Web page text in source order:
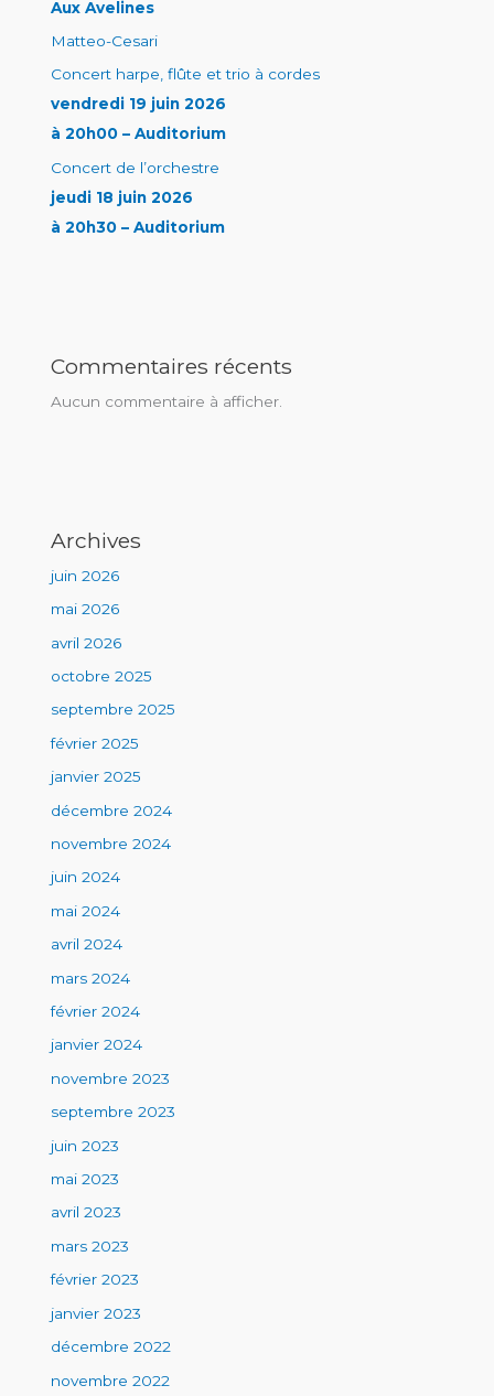
Aux Avelines
Matteo-Cesari
Concert harpe, flûte et trio à cordes
vendredi 19 juin 2026
à 20h00 – Auditorium
Concert de l’orchestre
jeudi 18 juin 2026
à 20h30 – Auditorium
Commentaires récents
Aucun commentaire à afficher.
Archives
juin 2026
mai 2026
avril 2026
octobre 2025
septembre 2025
février 2025
janvier 2025
décembre 2024
novembre 2024
juin 2024
mai 2024
avril 2024
mars 2024
février 2024
janvier 2024
novembre 2023
septembre 2023
juin 2023
mai 2023
avril 2023
mars 2023
février 2023
janvier 2023
décembre 2022
novembre 2022